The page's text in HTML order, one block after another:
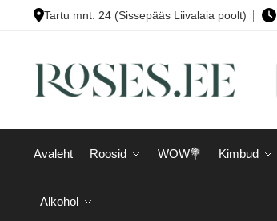
Tartu mnt. 24 (Sissepääs Liivalaia poolt)
Avaleht Roosid WOW💐 Kimbud
Alkohol